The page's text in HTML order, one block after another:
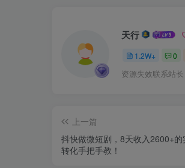
天行
1.2W+ 0
资源失效联系站
上一篇
抖快做微短剧，8天收入2600+
转化手把手教！